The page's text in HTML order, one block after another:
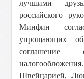
лучшими
российского
Минфин
упрощающих
Швейцарией,